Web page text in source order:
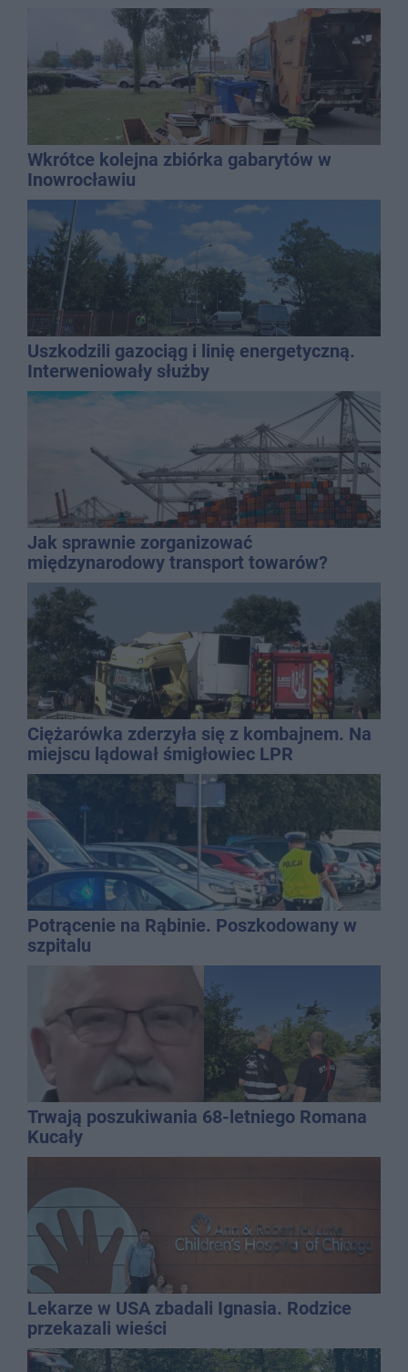
Wkrótce kolejna zbiórka gabarytów w
Inowrocławiu
Uszkodzili gazociąg i linię energetyczną.
Interweniowały służby
Jak sprawnie zorganizować
międzynarodowy transport towarów?
Ciężarówka zderzyła się z kombajnem. Na
miejscu lądował śmigłowiec LPR
Potrącenie na Rąbinie. Poszkodowany w
szpitalu
Trwają poszukiwania 68-letniego Romana
Kucały
Lekarze w USA zbadali Ignasia. Rodzice
przekazali wieści